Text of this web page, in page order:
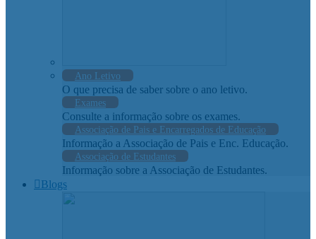
Ano Letivo
O que precisa de saber sobre o ano letivo.
Exames
Consulte a informação sobre os exames.
Associação de Pais e Encarregados de Educação
Informação a Associação de Pais e Enc. Educação.
Associação de Estudantes
Informação sobre a Associação de Estudantes.
Blogs